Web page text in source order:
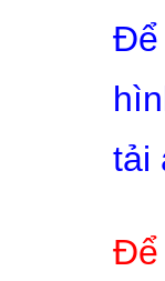
Để
tải
Để